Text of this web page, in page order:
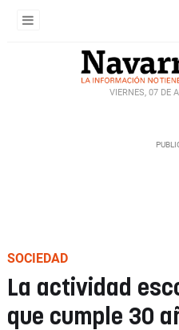
VIERNES, 07 DE
SOCIEDAD
La actividad
que cumple 30